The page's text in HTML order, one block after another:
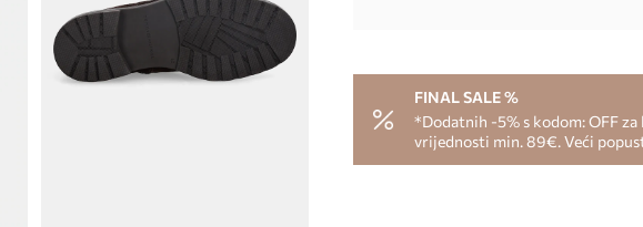
FINAL SALE %
*Dodatnih -5% s kodom: OFF za
vrijednosti min. 89€. Veći